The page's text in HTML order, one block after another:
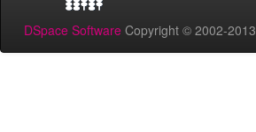
DSpace Software Copyright © 2002-2013